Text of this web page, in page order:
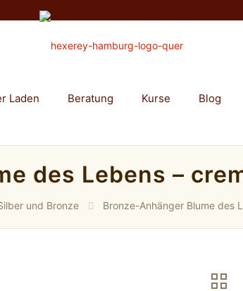
Laden Beratung Kurse Blog
des Lebens –
und Bronze Bronze-Anhänger Blume des